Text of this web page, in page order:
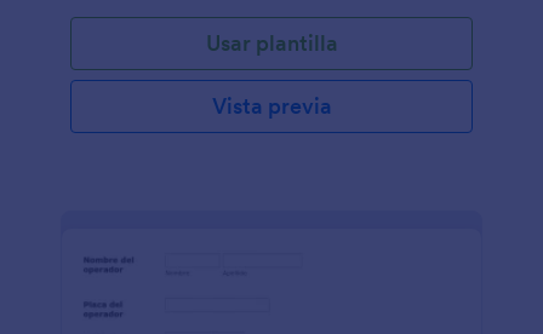
Usar plantilla
Vista previa